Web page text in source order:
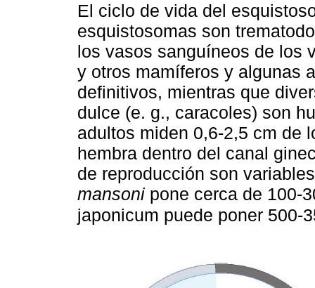
El ciclo de vida del
esquistosomas son
los vasos sanguíneos de los
y otros mamíferos y algunas
definitivos, mientras que
dulce (e. g., caracoles) son
adultos miden 0,6-2,5 cm de
hembra dentro del canal
de reproducción son
mansoni pone cerca de 100-
japonicum puede poner 500-